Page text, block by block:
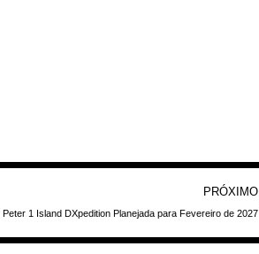
PRÓXIMO
1 Island DXpedition Planejada para Fevereiro de 2027